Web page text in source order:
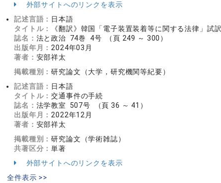
外部サイトへのリンクを表示
記述言語： 日本語
タイトル：
《翻訳》韓国「電子装置装着等に関する法律」試訳
誌名： 法と政治 74巻 4号 （頁 249 ～ 300）
出版年月： 2024年03月
著者： 安部祥太
掲載種別：研究論文（大学，研究機関等紀要）
記述言語： 日本語
タイトル：交通事件の手続
誌名： 法学教室 507号 （頁 36 ～ 41）
出版年月： 2022年12月
著者： 安部祥太
掲載種別：研究論文（学術雑誌）
共著区分：単著
外部サイトへのリンクを表示
全件表示 >>